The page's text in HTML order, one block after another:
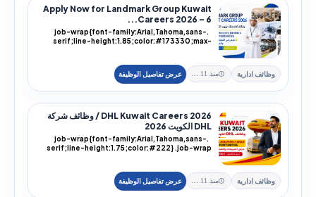
Apply Now for Landmark Group Kuwait
Careers 2026 – 6...
.job-wrap{font-family:Arial,Tahoma,sans-
serif;line-height:1.85;color:#173330;max-
وظائف ادارية منذ 11 يوم
DHL Kuwait Careers 2026 / وظائف شركة
DHL الكويت 2026
.job-wrap{font-family:Arial,Tahoma,sans-
serif;line-height:1.75;color:#222} .job-wrap
وظائف ادارية منذ 11 يوم